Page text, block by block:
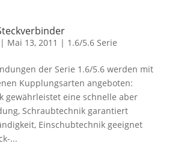
Mai 13, 2011 | 1.6/5.6 Serie
der Serie 1.6/5.6 werden mit
Kupplungsarten angeboten:
gewährleistet eine schnelle aber
Schraubtechnik garantiert
Einschubtechnik geeignet
...